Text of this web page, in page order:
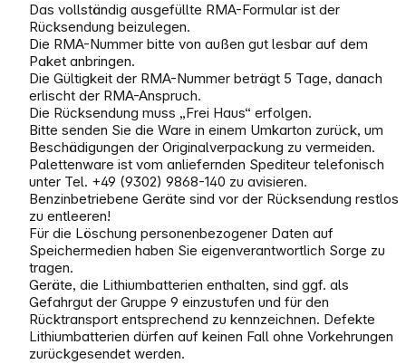
Das vollständig ausgefüllte RMA-Formular ist der
Rücksendung beizulegen.
Die RMA-Nummer bitte von außen gut lesbar auf dem
Paket anbringen.
Die Gültigkeit der RMA-Nummer beträgt 5 Tage, danach
erlischt der RMA-Anspruch.
Die Rücksendung muss „Frei Haus“ erfolgen.
Bitte senden Sie die Ware in einem Umkarton zurück, um
Beschädigungen der Originalverpackung zu vermeiden.
Palettenware ist vom anliefernden Spediteur telefonisch
unter Tel. +49 (9302) 9868-140 zu avisieren.
Benzinbetriebene Geräte sind vor der Rücksendung restlos
zu entleeren!
Für die Löschung personenbezogener Daten auf
Speichermedien haben Sie eigenverantwortlich Sorge zu
tragen.
Geräte, die Lithiumbatterien enthalten, sind ggf. als
Gefahrgut der Gruppe 9 einzustufen und für den
Rücktransport entsprechend zu kennzeichnen. Defekte
Lithiumbatterien dürfen auf keinen Fall ohne Vorkehrungen
zurückgesendet werden.